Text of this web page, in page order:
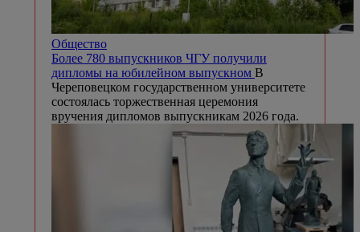
Общество
Более 780 выпускников ЧГУ получили
дипломы на юбилейном выпускном В
Череповецком государственном университете
состоялась торжественная церемония
вручения дипломов выпускникам 2026 года.